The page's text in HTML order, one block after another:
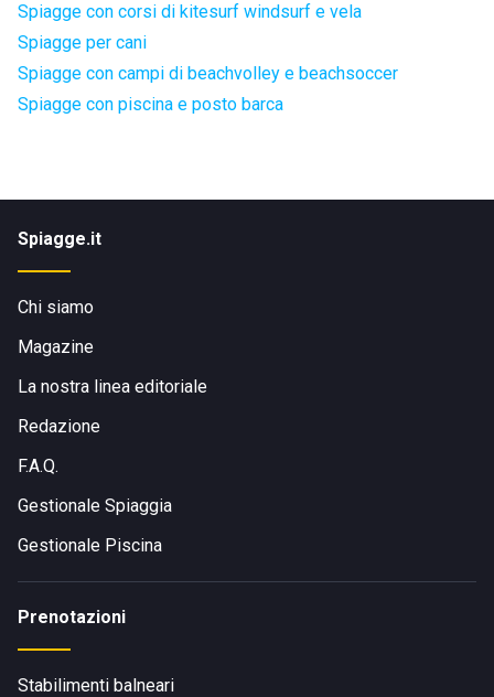
Spiagge con corsi di kitesurf windsurf e vela
Spiagge per cani
Spiagge con campi di beachvolley e beachsoccer
Spiagge con piscina e posto barca
Spiagge.it
Chi siamo
Magazine
La nostra linea editoriale
Redazione
F.A.Q.
Gestionale Spiaggia
Gestionale Piscina
Prenotazioni
Stabilimenti balneari